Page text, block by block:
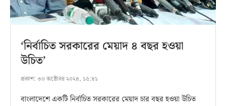
‘নির্বাচিত সরকারের মেয়াদ ৪ বছর হওয়া
উচিত’
প্রকাশ: ৩০ অক্টোবর ২০২৪, ১৫:৪১
বাংলাদেশে একটি নির্বাচিত সরকারের মেয়াদ চার বছর হওয়া উচিত